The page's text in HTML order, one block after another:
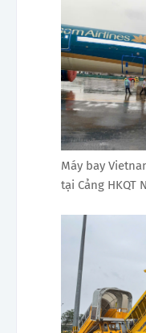
Máy bay
tại Cảng HKQT